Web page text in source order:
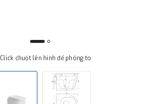
Click chuột lên hình để phóng to